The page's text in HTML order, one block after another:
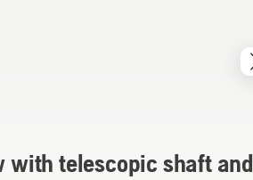
with telescopic shaft and